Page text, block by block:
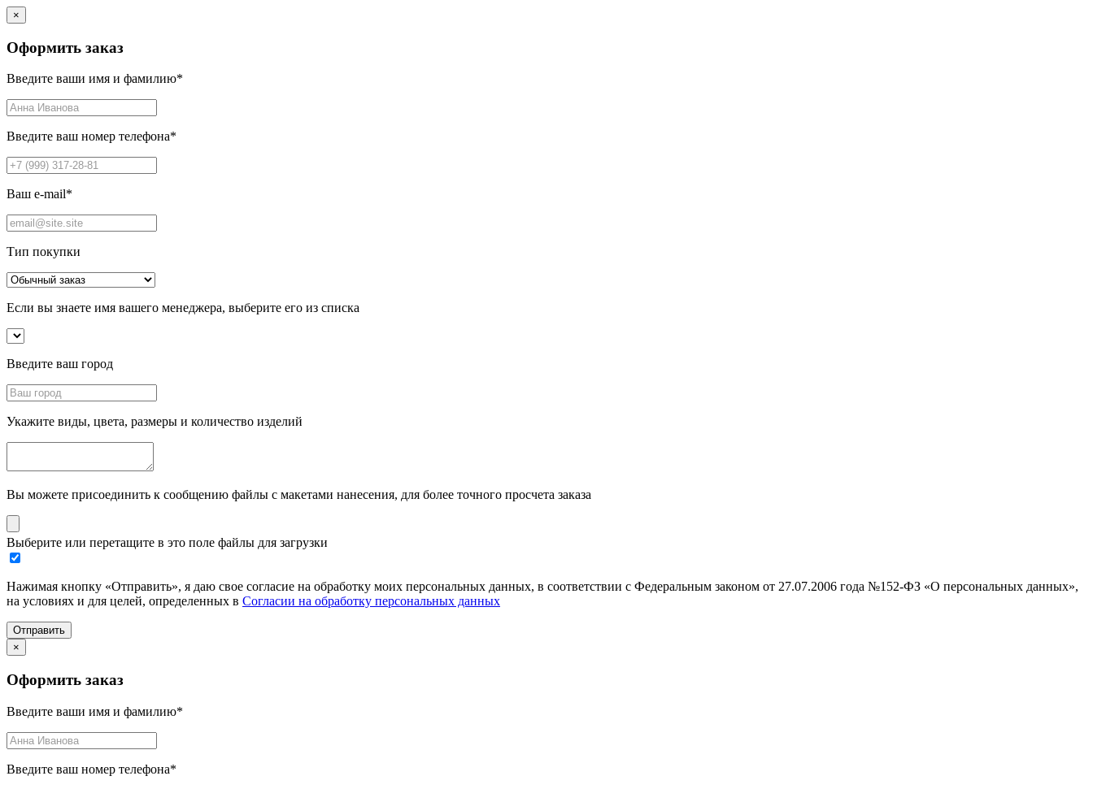
×
Оформить заказ
Введите ваши имя и фамилию*
Введите ваш номер телефона*
Ваш e-mail*
Тип покупки
Если вы знаете имя вашего менеджера, выберите его из списка
Введите ваш город
Укажите виды, цвета, размеры и количество изделий
Вы можете присоединить к сообщению файлы с макетами нанесения, для более точного просчета заказа
Выберите или перетащите в это поле файлы для загрузки
Нажимая кнопку «Отправить», я даю свое согласие на обработку моих персональных данных, в соответствии с Федеральным законом от 27.07.2006 года №152-ФЗ «О персональных данных»,
на условиях и для целей, определенных в Согласии на обработку персональных данных
Отправить
×
Оформить заказ
Введите ваши имя и фамилию*
Введите ваш номер телефона*